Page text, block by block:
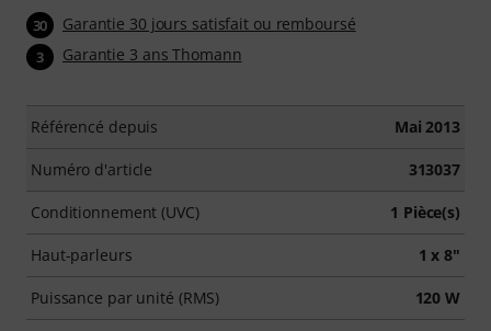
30 Garantie 30 jours satisfait ou remboursé
3 Garantie 3 ans Thomann
Référencé depuis Mai 2013
Numéro d'article 313037
Conditionnement (UVC) 1 Pièce(s)
Haut-parleurs 1 x 8"
Puissance par unité (RMS) 120 W